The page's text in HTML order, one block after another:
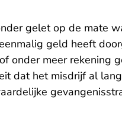
gelet op de mate
geld heeft
onder meer rekening
dat het misdrijf al